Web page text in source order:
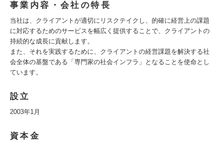
事業内容・会社の特長
当社は、クライアントが適切にリスクテイクし、的確に経営上の課題
に対応するためのサービスを幅広く提供することで、クライアントの
持続的な成長に貢献します。
また、それを実践するために、クライアントの経営課題を解決する社
会全体の基盤である「専門家の社会インフラ」となることを使命とし
ています。
設立
2003年1月
資本金